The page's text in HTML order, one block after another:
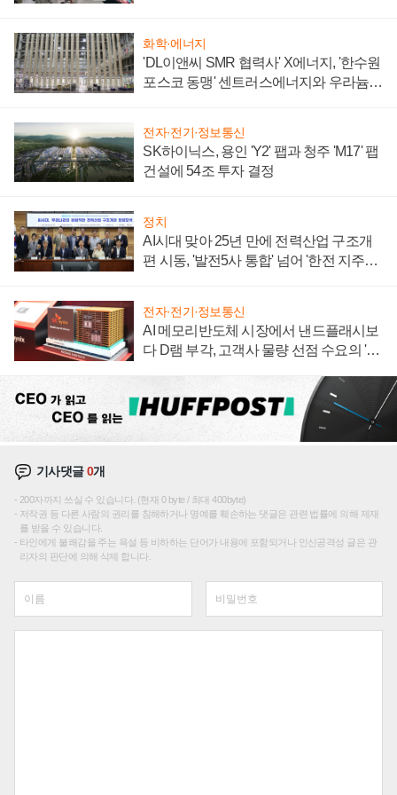
화학·에너지
'DL이앤씨 SMR 협력사' X에너지, '한수원
포스코 동맹' 센트러스에너지와 우라늄
전자·전기·정보통신
SK하이닉스, 용인 'Y2' 팹과 청주 'M17' 팹
건설에 54조 투자 결정
정치
AI시대 맞아 25년 만에 전력산업 구조개
편 시동, '발전5사 통합' 넘어 '한전 지주사'
전자·전기·정보통신
AI 메모리반도체 시장에서 낸드플래시보
다 D램 부각, 고객사 물량 선점 수요의 '우
기사댓글0개
200자까지 쓰실 수 있습니다. (현재 0 byte / 최대 400byte)
저작권 등 다른 사람의 권리를 침해하거나 명예를 훼손하는 댓글은 관련 법률에 의해 제재
를 받을 수 있습니다.
타인에게 불쾌감을 주는 욕설 등 비하하는 단어가 내용에 포함되거나 인신공격성 글은 관
리자의 판단에 의해 삭제 합니다.